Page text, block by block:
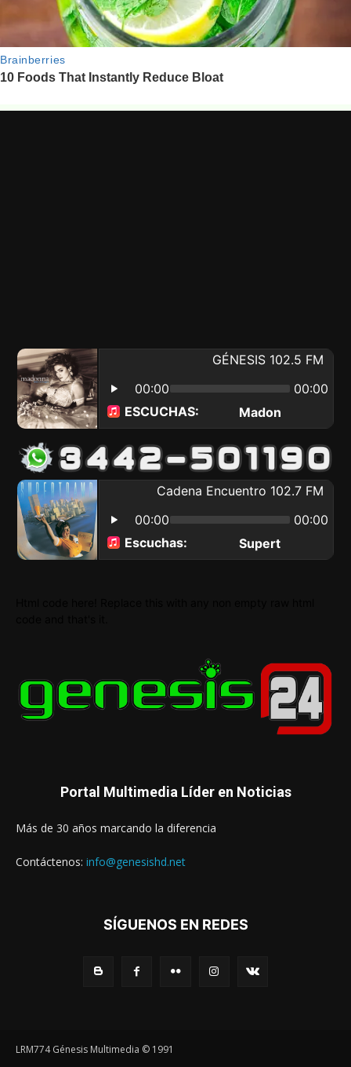
Portal Multimedia Líder en Noticias
Más de 30 años marcando la diferencia
Contáctenos: info@genesishd.net
SÍGUENOS EN REDES
LRM774 Génesis Multimedia © 1991